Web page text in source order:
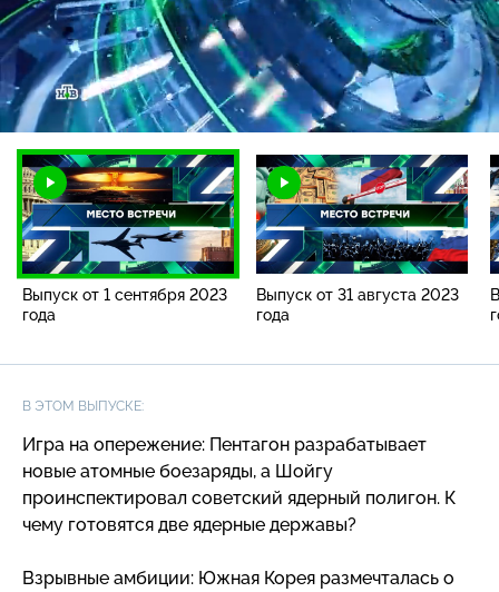
/
Загрузка:
0.32%
Выпуск от 1 сентября 2023
года
Выпуск от 31 августа 2023
года
В ЭТОМ ВЫПУСКЕ:
Игра на опережение: Пентагон разрабатывает
новые атомные боезаряды, а Шойгу
проинспектировал советский ядерный полигон. К
чему готовятся две ядерные державы?
Взрывные амбиции: Южная Корея размечталась о